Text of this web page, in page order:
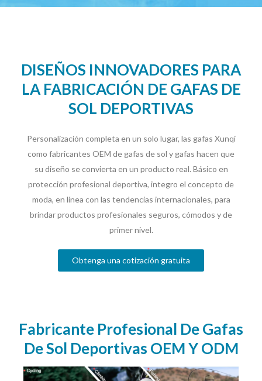
DISEÑOS INNOVADORES PARA
LA FABRICACIÓN DE GAFAS DE
SOL DEPORTIVAS
Personalización completa en un solo lugar, las gafas Xunqi
como fabricantes OEM de gafas de sol y gafas hacen que
su diseño se convierta en un producto real. Básico en
protección profesional deportiva, integro el concepto de
moda, en línea con las tendencias internacionales, para
brindar productos profesionales seguros, cómodos y de
primer nivel.
Obtenga una cotización gratuita
Fabricante Profesional De Gafas
De Sol Deportivas OEM Y ODM